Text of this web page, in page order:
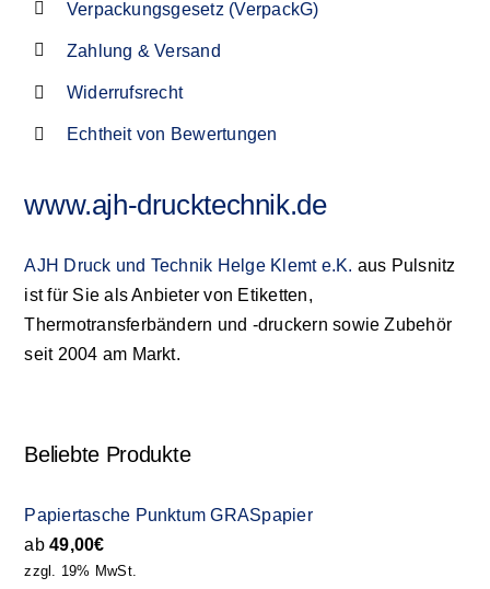
Verpackungsgesetz (VerpackG)
Zahlung & Versand
Widerrufsrecht
Echtheit von Bewertungen
www.ajh-drucktechnik.de
AJH Druck und Technik Helge Klemt e.K. aus Pulsnitz
ist für Sie als Anbieter von Etiketten,
Thermotransferbändern und -druckern sowie Zubehör
seit 2004 am Markt.
Beliebte Produkte
Papiertasche Punktum GRASpapier
ab49,00€
zzgl. 19% MwSt.